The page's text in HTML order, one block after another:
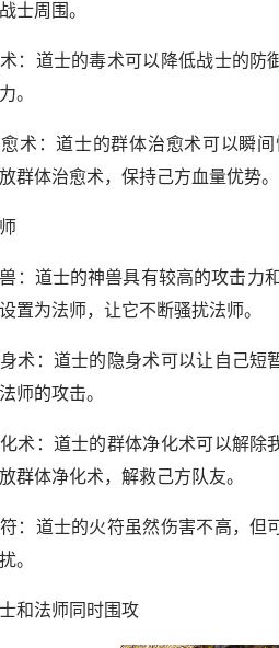
士周围。
：道士的毒术可以降低战士的防
。
术：道士的群体治愈术可以瞬
群体治愈术，保持己方血量优势。
：道士的神兽具有较高的攻击力
置为法师，让它不断骚扰法师。
术：道士的隐身术可以让自己短
师的攻击。
术：道士的群体净化术可以解除
群体净化术，解救己方队友。
：道士的火符虽然伤害不高，但
。
和法师同时围攻